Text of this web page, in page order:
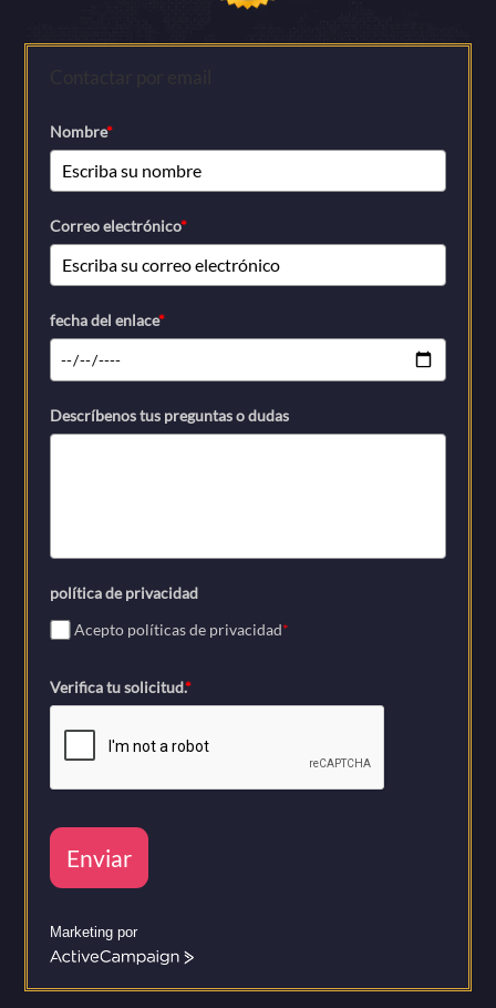
Nombre*
Correo electrónico*
fecha del enlace*
Descríbenos tus preguntas o dudas
política de privacidad
Acepto políticas de privacidad*
Verifica tu solicitud.*
Enviar
Marketing por
ActiveCampaign